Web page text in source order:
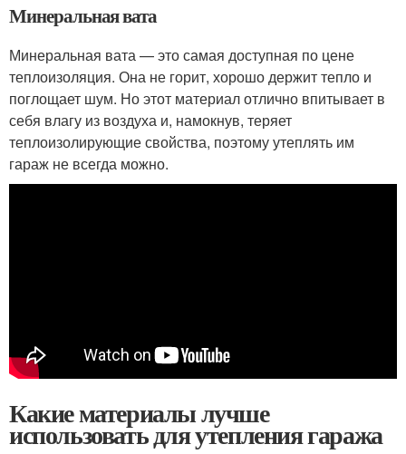
Минеральная вата
Минеральная вата — это самая доступная по цене
теплоизоляция. Она не горит, хорошо держит тепло и
поглощает шум. Но этот материал отлично впитывает в
себя влагу из воздуха и, намокнув, теряет
теплоизолирующие свойства, поэтому утеплять им
гараж не всегда можно.
Какие материалы лучше
использовать для утепления гаража